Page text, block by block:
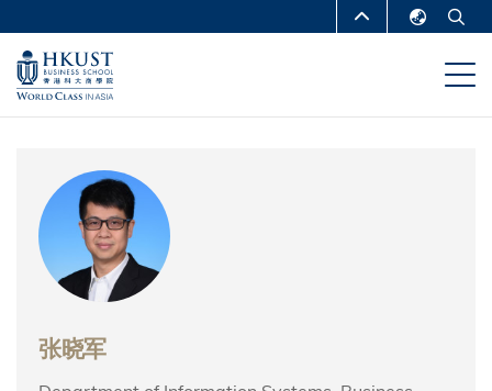
到
主
MORE ABOUT HKUST
UNIVERSITY NEWS
DEPARTMENTS A-Z
MAP & DIRECTIONS
FACULTY PROFILES
张晓军